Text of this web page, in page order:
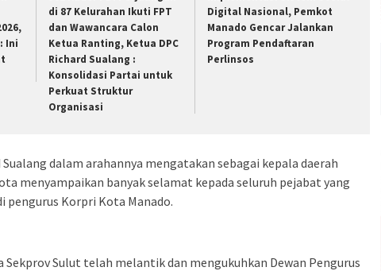
Ini
di 87 Kelurahan Ikuti FPT
dan Wawancara Calon
Ketua Ranting, Ketua DPC
Richard Sualang :
Konsolidasi Partai untuk
Perkuat Struktur
Organisasi
Digital Nasional, Pemkot
Manado Gencar Jalankan
Program Pendaftaran
Perlinsos
dalam arahannya mengatakan sebagai kepala daerah
menyampaikan banyak selamat kepada seluruh pejabat yang
pengurus Korpri Kota Manado.
Sekprov Sulut telah melantik dan mengukuhkan Dewan Pengurus